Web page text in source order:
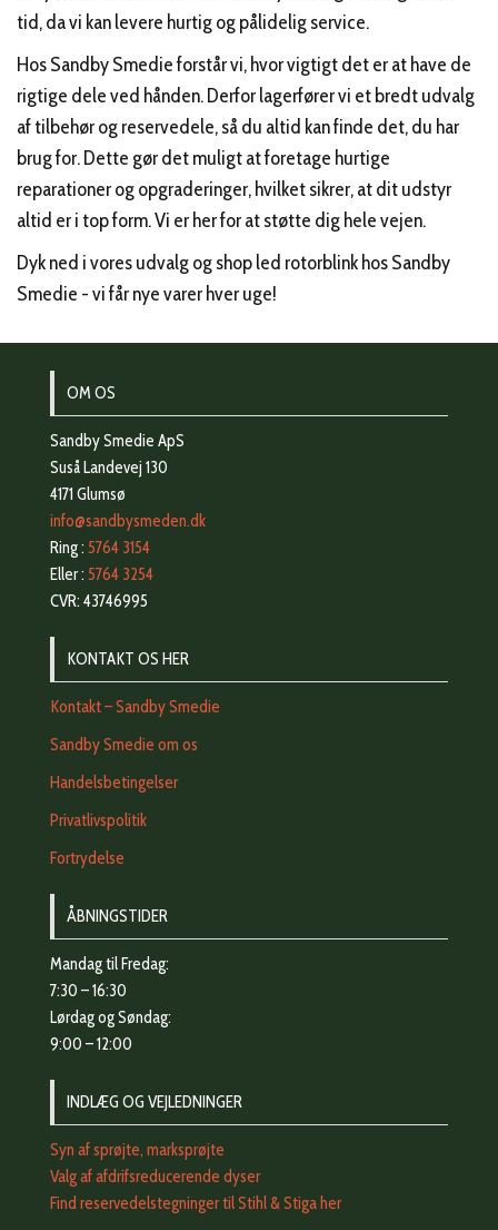
tid, da vi kan levere hurtig og pålidelig service.
Hos Sandby Smedie forstår vi, hvor vigtigt det er at have de
rigtige dele ved hånden. Derfor lagerfører vi et bredt udvalg
af tilbehør og reservedele, så du altid kan finde det, du har
brug for. Dette gør det muligt at foretage hurtige
reparationer og opgraderinger, hvilket sikrer, at dit udstyr
altid er i top form. Vi er her for at støtte dig hele vejen.
Dyk ned i vores udvalg og shop led rotorblink hos Sandby
Smedie - vi får nye varer hver uge!
OM OS
Sandby Smedie ApS
Suså Landevej 130
4171 Glumsø
info@sandbysmeden.dk
Ring : 5764 3154
Eller : 5764 3254
CVR: 43746995
KONTAKT OS HER
Kontakt – Sandby Smedie
Sandby Smedie om os
Handelsbetingelser
Privatlivspolitik
Fortrydelse
ÅBNINGSTIDER
Mandag til Fredag:
7:30 – 16:30
Lørdag og Søndag:
9:00 – 12:00
INDLÆG OG VEJLEDNINGER
Syn af sprøjte, marksprøjte
Valg af afdrifsreducerende dyser
Find reservedelstegninger til Stihl & Stiga her